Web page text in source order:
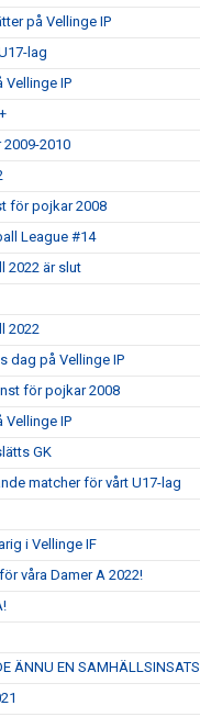
på Vellinge IP
lag
IP
2010
för pojkar 2008
League #14
2022 är slut
2022
dag på Vellinge IP
för pojkar 2008
IP
GK
matcher för vårt U17-lag
i Vellinge IF
våra Damer A 2022!
ÄNNU EN SAMHÄLLSINSATS